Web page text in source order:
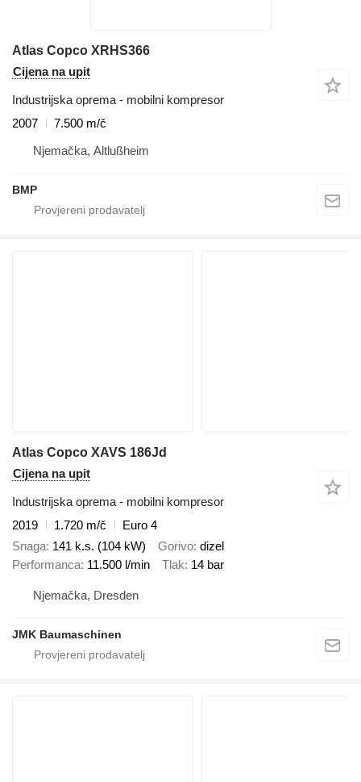
Atlas Copco XRHS366
Cijena na upit
Industrijska oprema - mobilni kompresor
2007
7.500 m/č
Njemačka, Altlußheim
BMP
Atlas Copco XAVS 186Jd
Cijena na upit
Industrijska oprema - mobilni kompresor
2019
1.720 m/č
Euro 4
Snaga 141 k.s. (104 kW) Gorivo dizel
Performanca 11.500 l/min Tlak 14 bar
Njemačka, Dresden
JMK Baumaschinen